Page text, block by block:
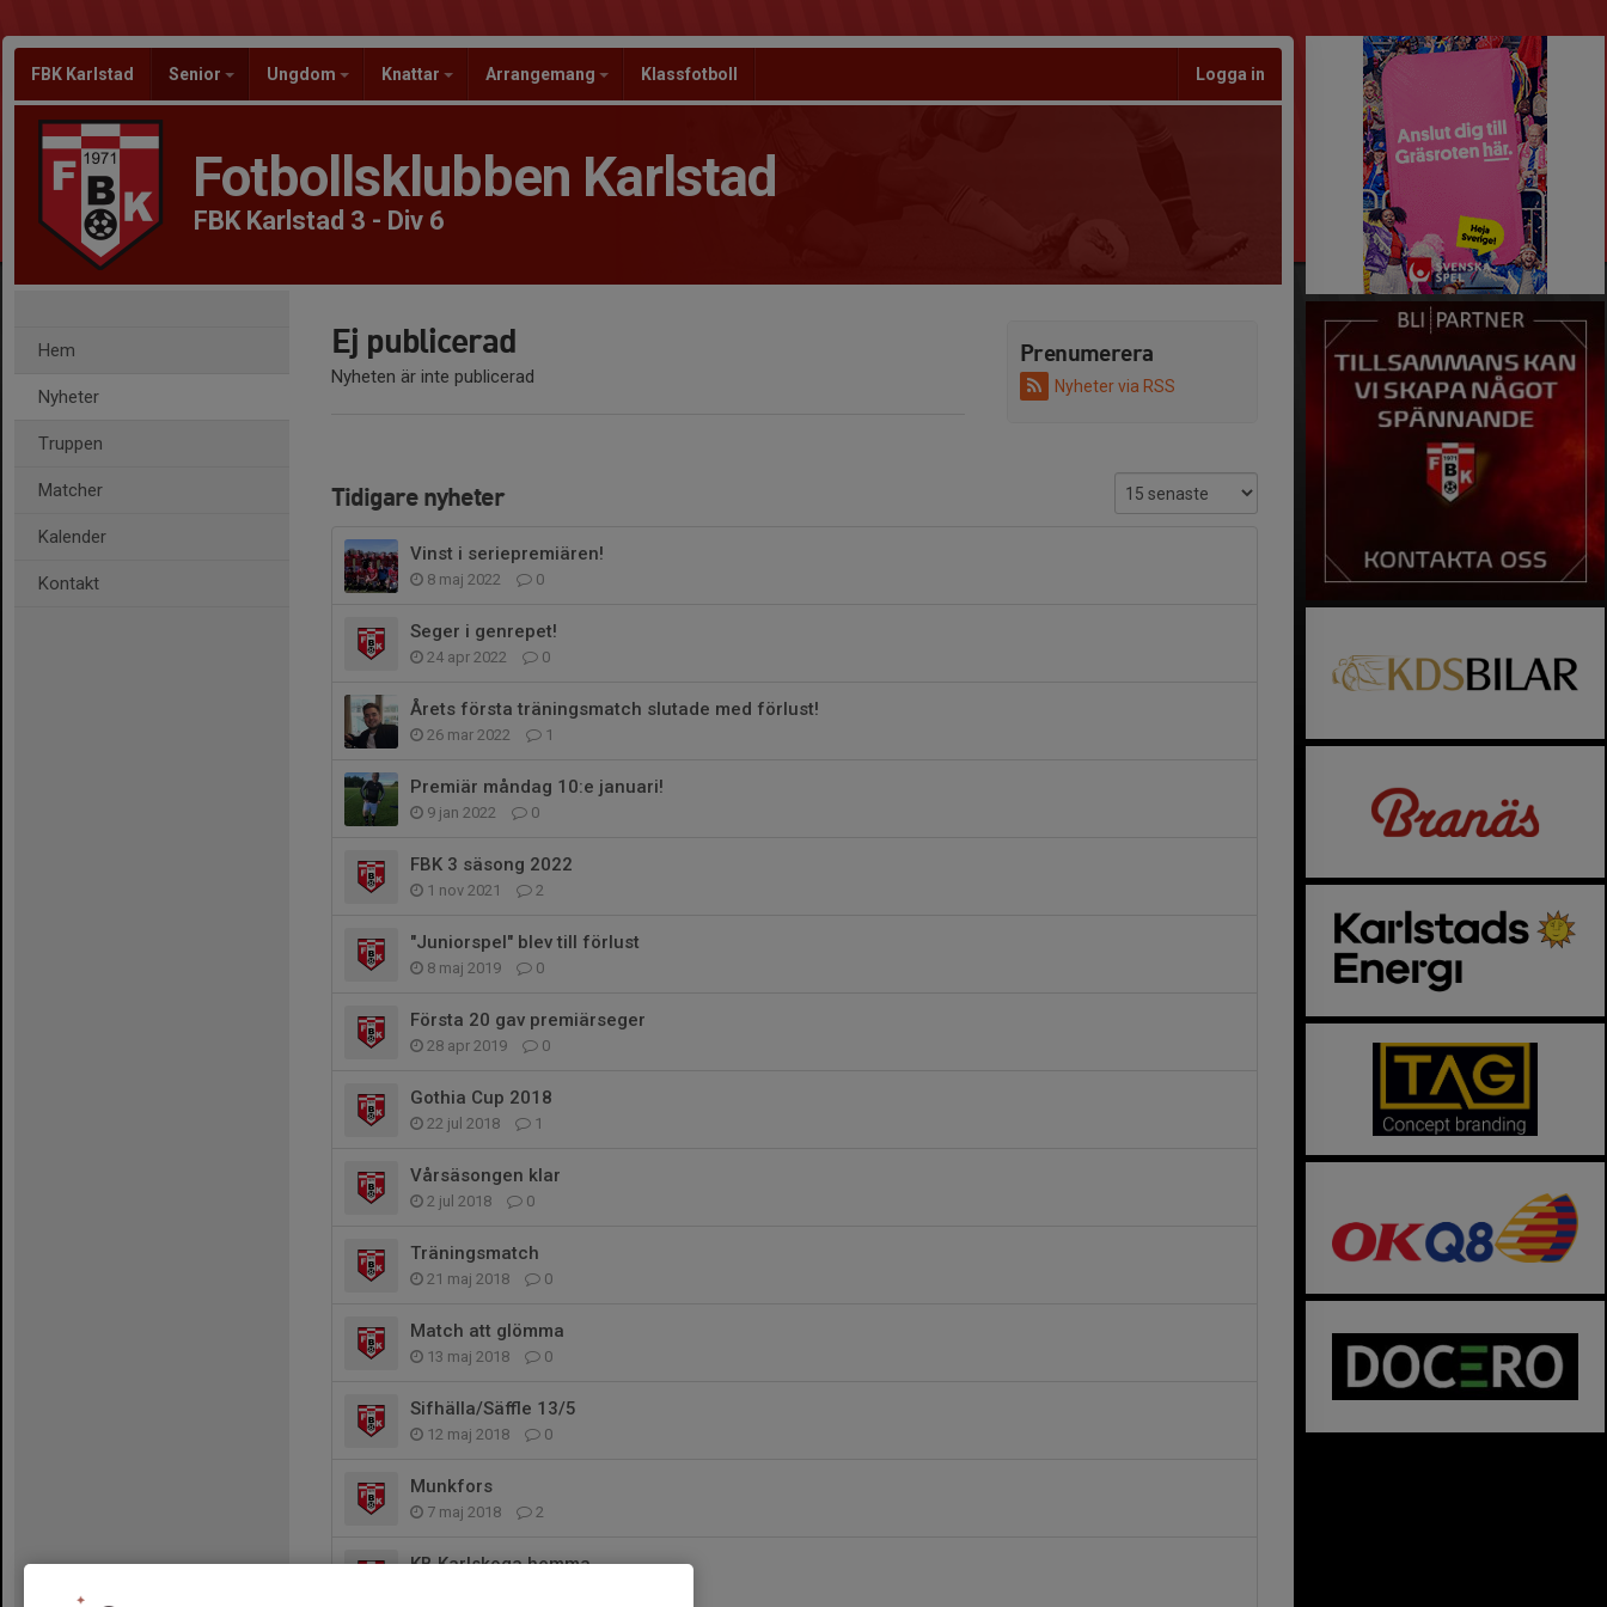
FBK Karlstad Senior Ungdom Knattar Arrangemang Klassfotboll Logga in
Fotbollsklubben Karlstad
FBK Karlstad 3 - Div 6
Hem
Nyheter
Truppen
Matcher
Kalender
Kontakt
Prenumerera
Nyheter via RSS
Ej publicerad
Nyheten är inte publicerad
Tidigare nyheter
Vinst i seriepremiären!
8 maj 2022 0
Seger i genrepet!
24 apr 2022 0
Årets första träningsmatch slutade med förlust!
26 mar 2022 1
Premiär måndag 10:e januari!
9 jan 2022 0
FBK 3 säsong 2022
1 nov 2021 2
"Juniorspel" blev till förlust
8 maj 2019 0
Första 20 gav premiärseger
28 apr 2019 0
Gothia Cup 2018
22 jul 2018 1
Vårsäsongen klar
2 jul 2018 0
Träningsmatch
21 maj 2018 0
Match att glömma
13 maj 2018 0
Sifhälla/Säffle 13/5
12 maj 2018 0
Munkfors
7 maj 2018 2
KB Karlskoga hemma